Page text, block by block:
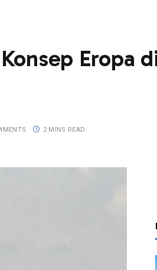
Eropa
2 MINS READ